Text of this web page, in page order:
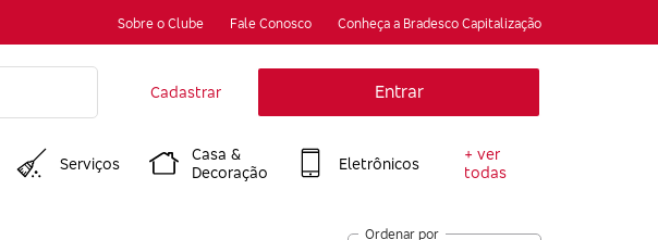
Sobre o Clube Fale Conosco Conheça a Bradesco Capitalização
Cadastrar Entrar
Serviços
Casa &
Decoração
Eletrônicos
+ ver
todas
Ordenar por